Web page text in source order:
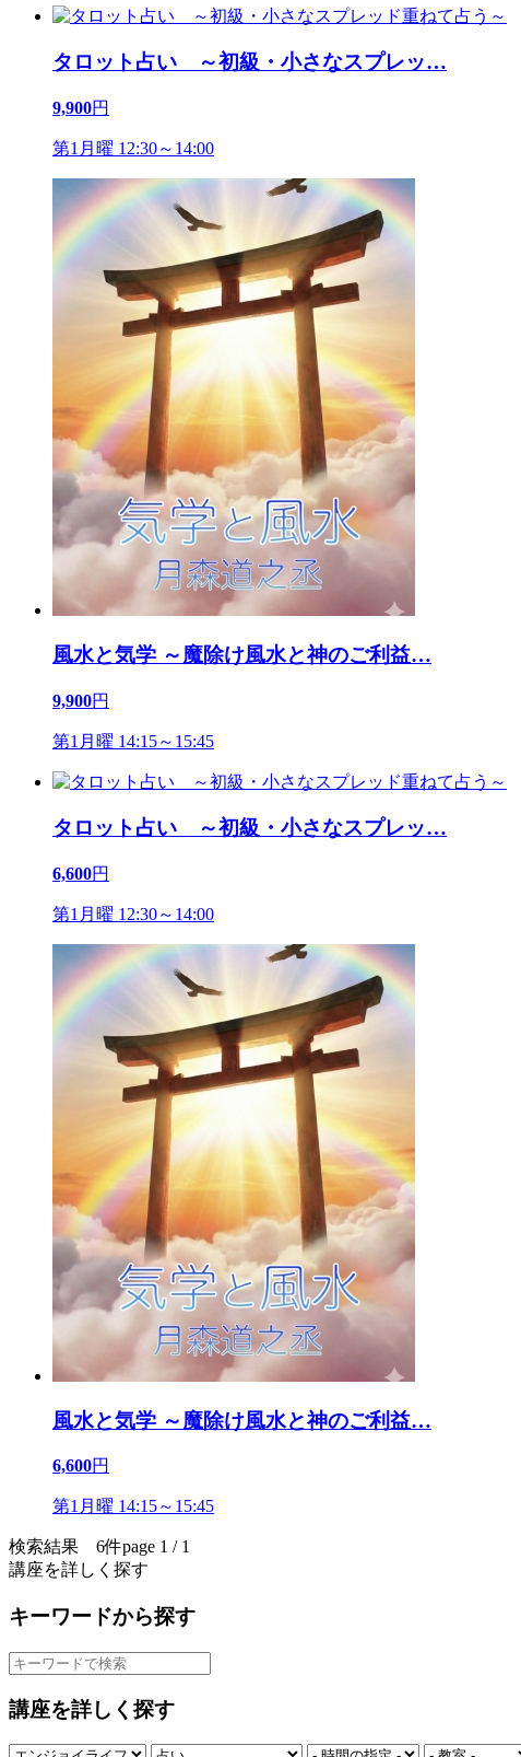
タロット占い ～初級・小さなスプレッ…
9,900円
第1月曜 12:30～14:00
風水と気学 ～魔除け風水と神のご利益…
9,900円
第1月曜 14:15～15:45
タロット占い ～初級・小さなスプレッ…
6,600円
第1月曜 12:30～14:00
風水と気学 ～魔除け風水と神のご利益…
6,600円
第1月曜 14:15～15:45
検索結果 6件page 1 / 1
講座を詳しく探す
キーワードから探す
講座を詳しく探す